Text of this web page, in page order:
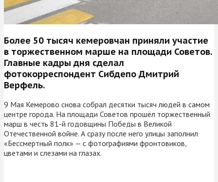
Более 50 тысяч кемеровчан приняли участие
в торжественном марше на площади Советов.
Главные кадры дня сделал
фотокорреспондент Сибдепо Дмитрий
Верфель.
9 Мая Кемерово снова собрал десятки тысяч людей в самом
центре города. На площади Советов прошёл торжественный
марш в честь 81-й годовщины Победы в Великой
Отечественной войне. А сразу после него улицы заполнил
«Бессмертный полк» — с фотографиями фронтовиков,
цветами и слезами на глазах.